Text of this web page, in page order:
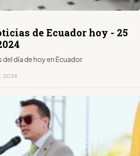
de Ecuador hoy - 25
día de hoy en Ecuador
2024